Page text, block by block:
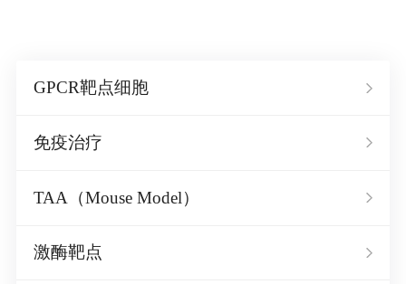
GPCR靶点细胞
免疫治疗
TAA（Mouse Model）
激酶靶点